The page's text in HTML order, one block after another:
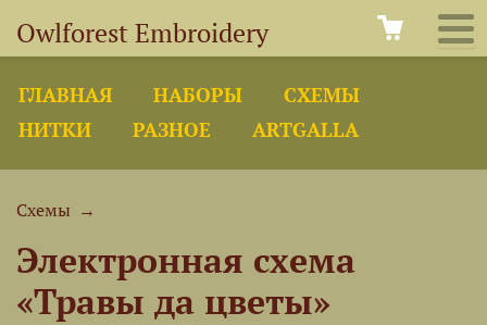
Owlforest Embroidery
ГЛАВНАЯ НАБОРЫ
СХЕМЫ
НИТКИ
РАЗНОЕ ARTGALLA
Схемы →
Электронная схема
«Травы да цветы»